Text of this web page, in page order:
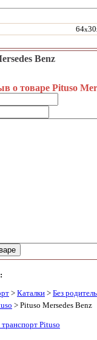
64x30
Benz
о товаре Pituso
> Каталки > Без
> Pituso Mersedes Benz
Pituso